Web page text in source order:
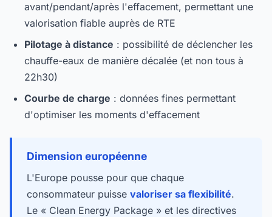
avant/pendant/après l'effacement, permettant une
valorisation fiable auprès de RTE
Pilotage à distance : possibilité de déclencher les
chauffe-eaux de manière décalée (et non tous à
22h30)
Courbe de charge : données fines permettant
d'optimiser les moments d'effacement
Dimension européenne
L'Europe pousse pour que chaque
consommateur puisse valoriser sa flexibilité.
Le « Clean Energy Package » et les directives